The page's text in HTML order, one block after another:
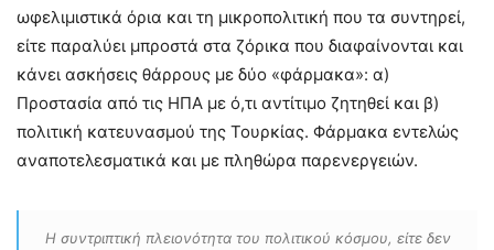
ωφελιμιστικά όρια και τη μικροπολιτική που τα συντηρεί,
είτε παραλύει μπροστά στα ζόρικα που διαφαίνονται και
κάνει ασκήσεις θάρρους με δύο «φάρμακα»: α)
Προστασία από τις ΗΠΑ με ό,τι αντίτιμο ζητηθεί και β)
πολιτική κατευνασμού της Τουρκίας. Φάρμακα εντελώς
αναποτελεσματικά και με πληθώρα παρενεργειών.
Η συντριπτική πλειονότητα του πολιτικού κόσμου, είτε δεν